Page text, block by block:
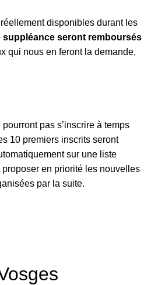
disponibles durant les
suppléance seront remboursés
qui nous en feront la demande,
pas s’inscrire à temps
10 premiers inscrits seront
sur une liste
proposer en priorité les nouvelles
par la suite.